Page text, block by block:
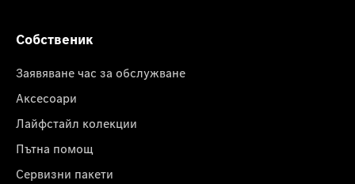
Собственик
Заявяване час за обслужване
Аксесоари
Лайфстайл колекции
Пътна помощ
Сервизни пакети